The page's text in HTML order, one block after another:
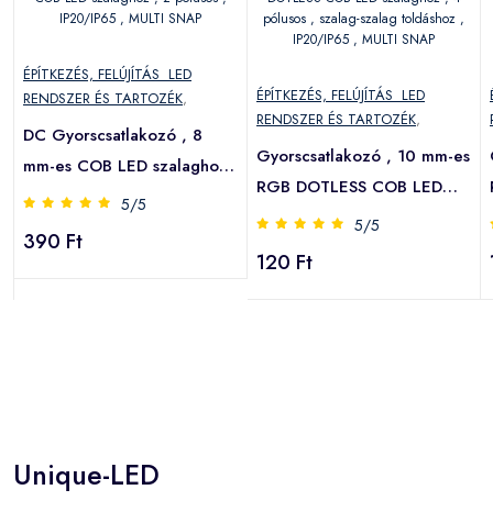
ÉPÍTKEZÉS, FELÚJÍTÁS LED
RENDSZER ÉS TARTOZÉK,
DC Gyorscsatlakozó , 8
mm-es COB LED szalaghoz
, 2 pólusos , IP20/IP65 ,
5/5
390 Ft
ÉPÍTKEZÉS, FELÚJÍTÁS LED
RENDSZER ÉS TARTOZÉK,
Gyorscsatlakozó , 10 mm-es
RGB DOTLESS COB LED
szalaghoz , 4 pólusos ,
szalag-szalag toldáshoz ,
5/5
120 Ft
Unique-LED